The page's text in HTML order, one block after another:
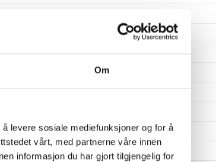
Om
levere sosiale mediefunksjoner og for å
vårt, med partnerne våre innen
informasjon du har gjort tilgjengelig for
Fri for
Fri for
Fri for
Fri for